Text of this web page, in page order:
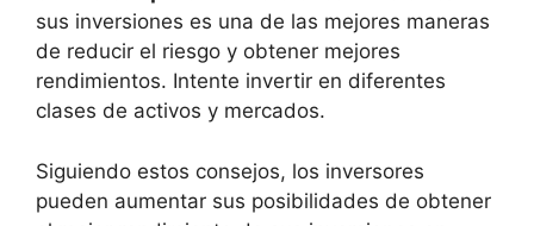
sus inversiones es una de las mejores maneras
de reducir el riesgo y obtener mejores
rendimientos. Intente invertir en diferentes
clases de activos y mercados.
Siguiendo estos consejos, los inversores
pueden aumentar sus posibilidades de obtener